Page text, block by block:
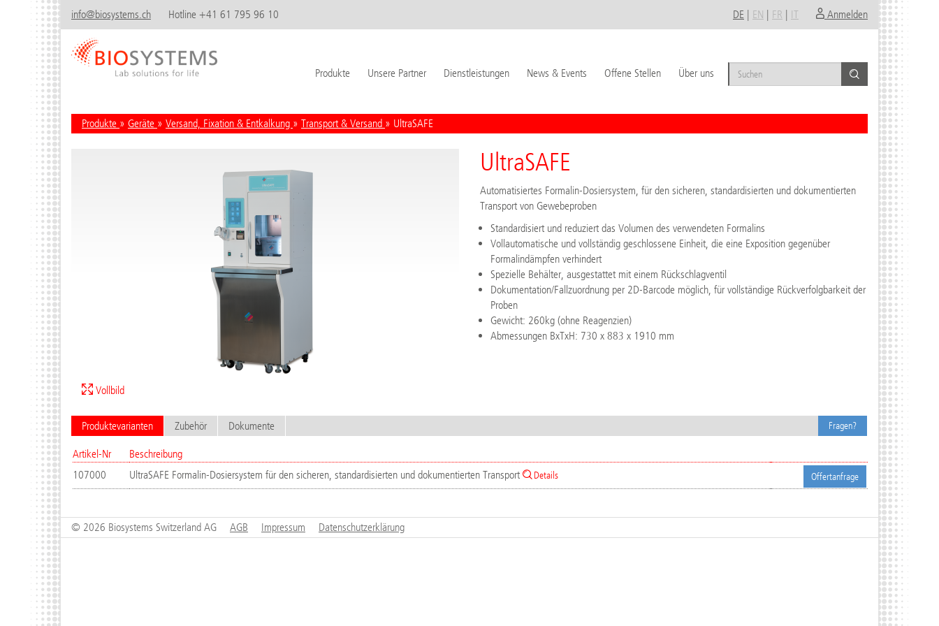
info@biosystems.ch Hotline +41 61 795 96 10 Anmelden
DE | EN | FR | IT
Produkte Unsere Partner Dienstleistungen News & Events Offene Stellen Über uns
Produkte » Geräte » Versand, Fixation & Entkalkung » Transport & Versand » UltraSAFE
Vollbild
UltraSAFE
Automatisiertes Formalin-Dosiersystem, für den sicheren, standardisierten und dokumentierten
Transport von Gewebeproben
Standardisiert und reduziert das Volumen des verwendeten Formalins
Vollautomatische und vollständig geschlossene Einheit, die eine Exposition gegenüber
Formalindämpfen verhindert
Spezielle Behälter, ausgestattet mit einem Rückschlagventil
Dokumentation/Fallzuordnung per 2D-Barcode möglich, für vollständige Rückverfolgbarkeit der
Proben
Gewicht: 260kg (ohne Reagenzien)
Abmessungen BxTxH: 730 x 883 x 1910 mm
Produktevarianten Zubehör Dokumente Fragen?
Artikel-Nr
Beschreibung
107000
UltraSAFE Formalin-Dosiersystem für den sicheren, standardisierten und dokumentierten Transport Details Offertanfrage
© 2026 Biosystems Switzerland AG AGB Impressum Datenschutzerklärung